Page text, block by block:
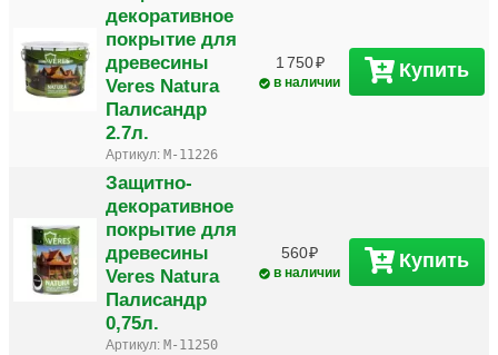
декоративное
покрытие для
древесины
Veres Natura
Палисандр
2.7л.
Артикул: M-11226
1 750
в наличии
Купить
Защитно-
декоративное
покрытие для
древесины
Veres Natura
Палисандр
0,75л.
Артикул: M-11250
560
в наличии
Купить